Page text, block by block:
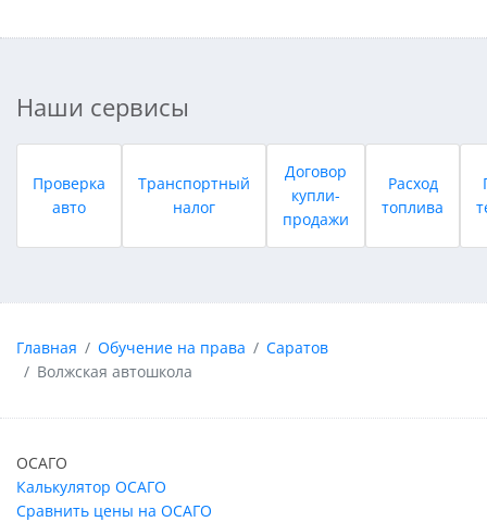
Наши сервисы
Проверка
авто
Транспортный
налог
Договор
купли-
продажи
Расход
топлива
Главная Обучение на права
Саратов
Волжская автошкола
ОСАГО
Калькулятор ОСАГО
Сравнить цены на ОСАГО